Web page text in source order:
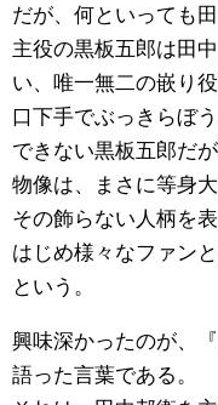
だが、何といっても
主役の黒板五郎は田
い、唯一無二の嵌り役
口下手でぶっきらぼ
できない黒板五郎だ
物像は、まさに等身
その飾らない人柄を
はじめ様々なファン
という。
興味深かったのが、
語った言葉である。